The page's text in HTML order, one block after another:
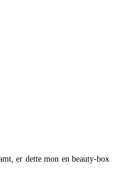
er dette mon en beauty-box